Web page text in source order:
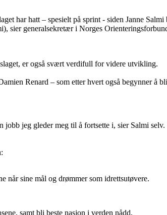
har hatt – spesielt på sprint - siden Janne
sier generalsekretær i Norges
er også svært verdifull for videre utvikling.
Renard – som etter hvert også begynner å
jeg gleder meg til å fortsette i, sier Salmi selv.
når sine mål og drømmer som idrettsutøvere.
samt bli beste nasjon i verden nådd.